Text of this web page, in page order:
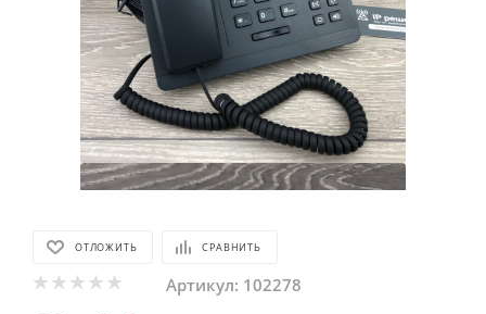
ОТЛОЖИТЬ СРАВНИТЬ
Артикул: 102278